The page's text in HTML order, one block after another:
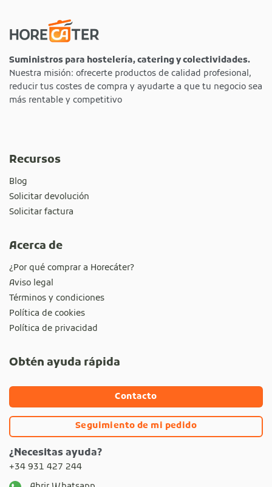
Suministros para hostelería, catering y colectividades.
Nuestra misión: ofrecerte productos de calidad profesional,
reducir tus costes de compra y ayudarte a que tu negocio sea
más rentable y competitivo
Recursos
Blog
Solicitar devolución
Solicitar factura
Acerca de
¿Por qué comprar a Horecáter?
Aviso legal
Términos y condiciones
Política de cookies
Política de privacidad
Obtén ayuda rápida
Contacto
Seguimiento de mi pedido
¿Necesitas ayuda?
+34 931 427 244